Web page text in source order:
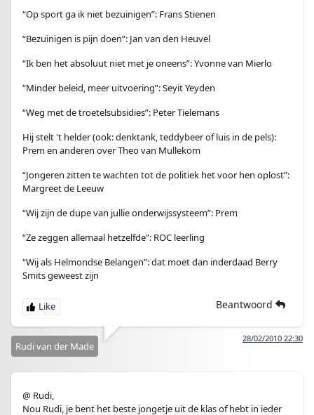
“Op sport ga ik niet bezuinigen”: Frans Stienen
“Bezuinigen is pijn doen”: Jan van den Heuvel
“Ik ben het absoluut niet met je oneens”: Yvonne van Mierlo
“Minder beleid, meer uitvoering”: Seyit Yeyden
“Weg met de troetelsubsidies”: Peter Tielemans
Hij stelt 't helder (ook: denktank, teddybeer of luis in de pels):
Prem en anderen over Theo van Mullekom
“Jongeren zitten te wachten tot de politiek het voor hen oplost”:
Margreet de Leeuw
“Wij zijn de dupe van jullie onderwijssysteem”: Prem
“Ze zeggen allemaal hetzelfde”: ROC leerling
“Wij als Helmondse Belangen”: dat moet dan inderdaad Berry
Smits geweest zijn
Beantwoord
28/02/2010 22:30
Rudi van der Made
@ Rudi,
Nou Rudi, je bent het beste jongetje uit de klas of hebt in ieder